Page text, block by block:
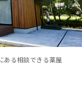
ある相談できる薬屋